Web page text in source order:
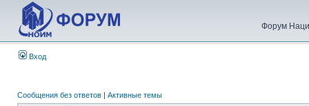
Форум
Вход
Сообщения без ответов | Активные темы